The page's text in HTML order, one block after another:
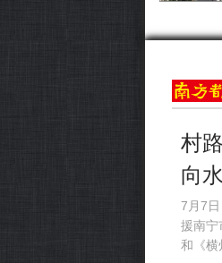
村
向
7月7
援南宁
和《横